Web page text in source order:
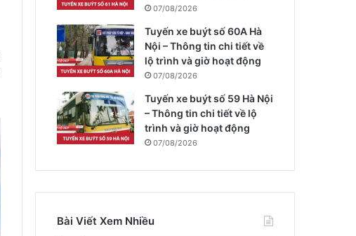
07/08/2026
Tuyến xe buýt số 60A Hà
Nội – Thông tin chi tiết về
lộ trình và giờ hoạt động
07/08/2026
Tuyến xe buýt số 59 Hà Nội
– Thông tin chi tiết về lộ
trình và giờ hoạt động
07/08/2026
Bài Viết Xem Nhiều